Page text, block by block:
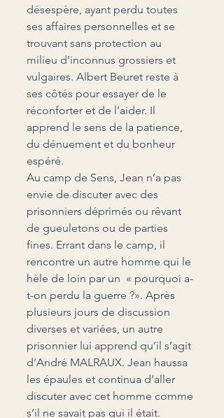
désespère, ayant perdu toutes
ses affaires personnelles et se
trouvant sans protection au
milieu d’inconnus grossiers et
vulgaires. Albert Beuret reste à
ses côtés pour essayer de le
réconforter et de l’aider. Il
apprend le sens de la patience,
du dénuement et du bonheur
espéré.
Au camp de Sens, Jean n’a pas
envie de discuter avec des
prisonniers déprimés ou rêvant
de gueuletons ou de parties
fines. Errant dans le camp, il
rencontre un autre homme qui le
hèle de loin par un  « pourquoi a-
t-on perdu la guerre ?». Après
plusieurs jours de discussion
diverses et variées, un autre
prisonnier lui apprend qu’il s’agit
d’André MALRAUX. Jean haussa
les épaules et continua d’aller
discuter avec cet homme comme
s’il ne savait pas qui il était.